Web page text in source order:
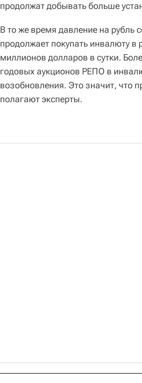
продолжат добывать больше
В то же время давление на рубль
продолжает покупать инвалюту
миллионов долларов в сутки.
годовых аукционов РЕПО в
возобновления. Это значит, что
полагают эксперты.